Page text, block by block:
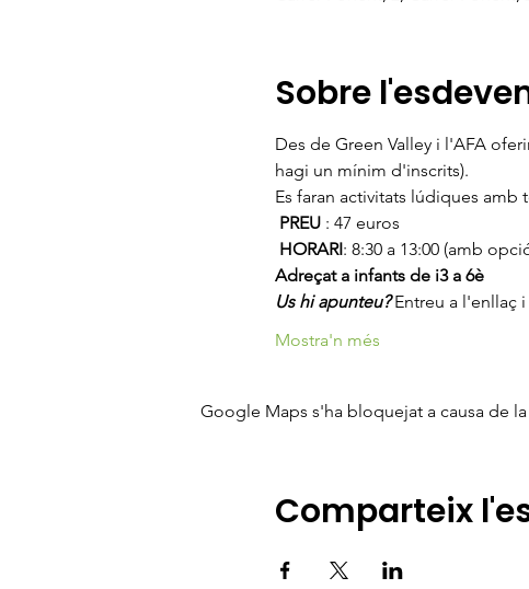
Sobre
Des de Green Valley i l'AFA
hagi un mínim d'inscrits).
Es faran activitats lúdiques amb
PREU : 47 euros
HORARI: 8:30 a 13:00 (amb
Adreçat a infants de i3 a 6è
Us hi apunteu? Entreu a l'enllaç
Mostra'n més
Google Maps s'ha bloquejat a causa de
Comparteix